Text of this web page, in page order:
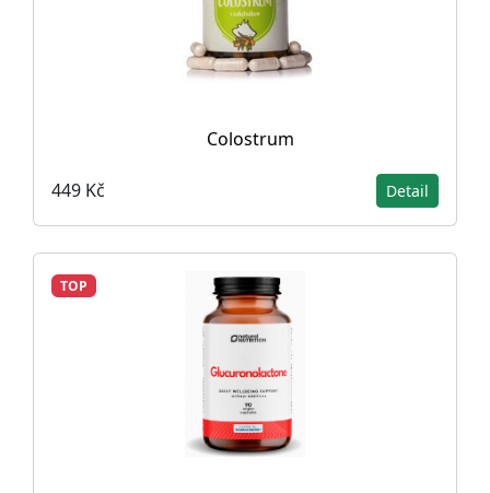
Colostrum
449 Kč Detail
TOP